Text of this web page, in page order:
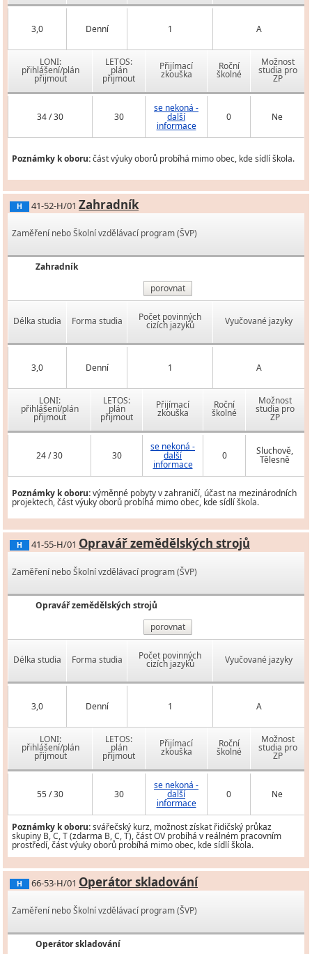
3,0 Denní 1 A
LONI:
přihlášení/plán
přijmout
LETOS:
plán
přijmout
Přijímací
zkouška
Roční
školné
Možnost
studia pro
ZP
34 / 30 30
se nekoná -
další
informace
0 Ne
Poznámky k oboru:část výuky oborů probíhá mimo obec, kde sídlí škola.
H 41-52-H/01 Zahradník
Zaměření nebo Školní vzdělávací program (ŠVP)
Zahradník
porovnat
Délka studia Forma studia Počet povinných
cizích jazyků Vyučované jazyky
3,0 Denní 1 A
LONI:
přihlášení/plán
přijmout
LETOS:
plán
přijmout
Přijímací
zkouška
Roční
školné
Možnost
studia pro
ZP
24 / 30 30
se nekoná -
další
informace
0 Sluchově,
Tělesně
Poznámky k oboru:výměnné pobyty v zahraničí, účast na mezinárodních
projektech, část výuky oborů probíhá mimo obec, kde sídlí škola.
H 41-55-H/01 Opravář zemědělských strojů
Zaměření nebo Školní vzdělávací program (ŠVP)
Opravář zemědělských strojů
porovnat
Délka studia Forma studia Počet povinných
cizích jazyků Vyučované jazyky
3,0 Denní 1 A
LONI:
přihlášení/plán
přijmout
LETOS:
plán
přijmout
Přijímací
zkouška
Roční
školné
Možnost
studia pro
ZP
55 / 30 30
se nekoná -
další
informace
0 Ne
Poznámky k oboru:svářečský kurz, možnost získat řidičský průkaz
skupiny B, C, T (zdarma B, C, T), část OV probíhá v reálném pracovním
prostředí, část výuky oborů probíhá mimo obec, kde sídlí škola.
H 66-53-H/01 Operátor skladování
Zaměření nebo Školní vzdělávací program (ŠVP)
Operátor skladování